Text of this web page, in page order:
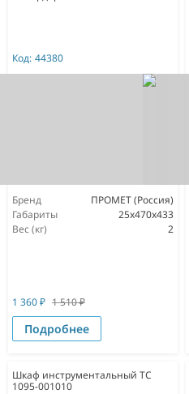
Код: 44380
Бренд
ПРОМЕТ (Россия)
Габариты
25x470x433
Вес (кг)
2
1 360₽ 1 510₽
Подробнее
Шкаф инструментальный ТС
1095-001010